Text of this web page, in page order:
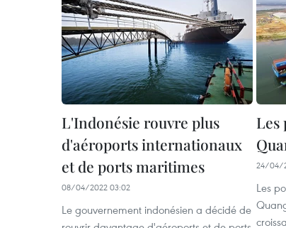
L'Indonésie rouvre plus
d'aéroports internationaux
et de ports maritimes
08/04/2022 03:02
Le gouvernement indonésien a décidé de
Les
24/04/
Les